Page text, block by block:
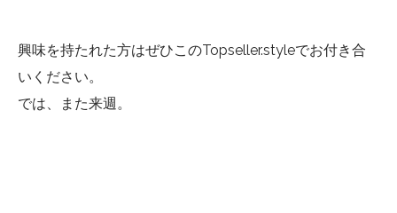
興味を持たれた方はぜひこのTopseller.styleでお付き合
いください。
では、また来週。